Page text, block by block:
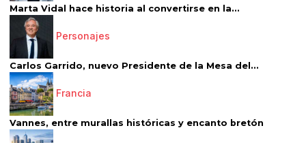
Marta Vidal hace historia al convertirse en la...
Personajes
Carlos Garrido, nuevo Presidente de la Mesa del...
Francia
Vannes, entre murallas históricas y encanto bretón